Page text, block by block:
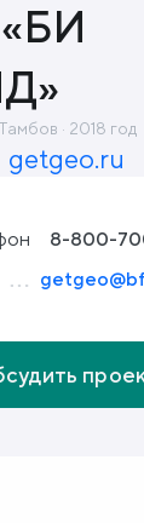
Тамбов · 2018 год
getgeo.ru